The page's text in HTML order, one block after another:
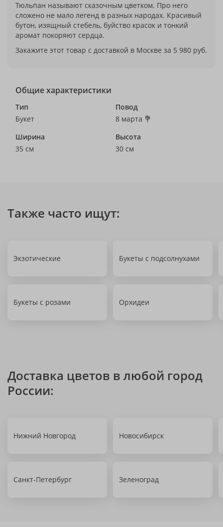
Тюльпан называют сказочным цветком. Про него
сложено не мало легенд в разных народах. Красивый
бутон, изящный стебель, буйство красок и тонкий
аромат покоряют сердца.
Закажите этот товар с доставкой в Москве за 5 980 руб.
Общие характеристики
Тип
Букет
Повод
8 марта 💐
Ширина
35 см
Высота
30 см
Также часто ищут:
Экзотические Букеты с подсолнухами
Букеты с розами Орхидеи
Доставка цветов в любой город
России:
Нижний Новгород Новосибирск
Санкт-Петербург Зеленоград